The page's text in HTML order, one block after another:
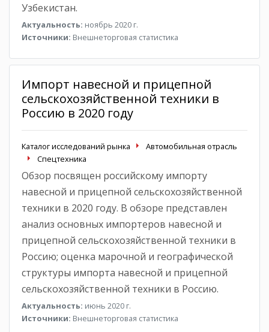
Узбекистан.
Актуальность: ноябрь 2020 г.
Источники: Внешнеторговая статистика
Импорт навесной и прицепной
сельскохозяйственной техники в
Россию в 2020 году
Каталог исследований рынка
Автомобильная отрасль
Спецтехника
Обзор посвящен российскому импорту
навесной и прицепной сельскохозяйственной
техники в 2020 году. В обзоре представлен
анализ основных импортеров навесной и
прицепной сельскохозяйственной техники в
Россию; оценка марочной и географической
структуры импорта навесной и прицепной
сельскохозяйственной техники в Россию.
Актуальность: июнь 2020 г.
Источники: Внешнеторговая статистика